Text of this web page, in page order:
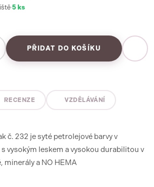
·5 ks
PŘIDAT DO KOŠÍKU
RECENZE VZDĚLÁVÁNÍ
č. 232 je syté petrolejové barvy v
vysokým leskem a vysokou durabilitou v
minerály a NO HEMA